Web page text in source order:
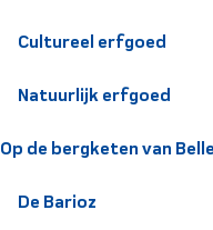
Cultureel erfgoed
Natuurlijk erfgoed
Op de bergketen van
De Barioz